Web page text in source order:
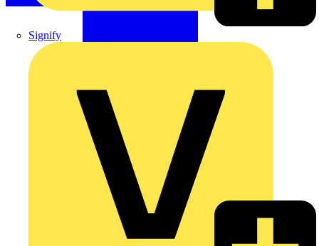
Signify